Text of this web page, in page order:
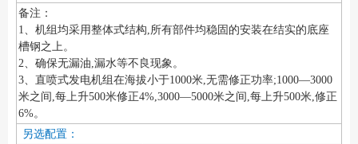
备注：
1、机组均采用整体式结构,所有部件均稳固的安装在结实的底座
槽钢之上。
2、确保无漏油,漏水等不良现象。
3、直喷式发电机组在海拔小于1000米,无需修正功率;1000—3000
米之间,每上升500米修正4%,3000—5000米之间,每上升500米,修正
6%。
另选配置：